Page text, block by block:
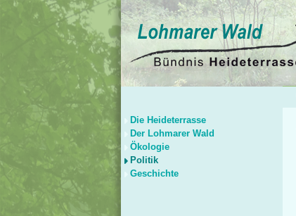
Die Heideterrasse
Der Lohmarer Wald
Ökologie
Politik
Geschichte